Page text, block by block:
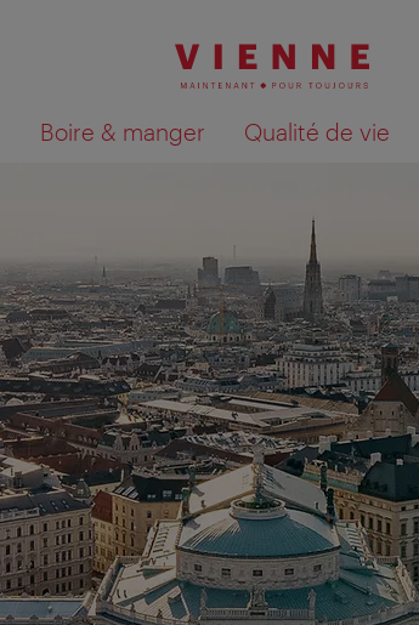
Boire & manger Qualité de vie